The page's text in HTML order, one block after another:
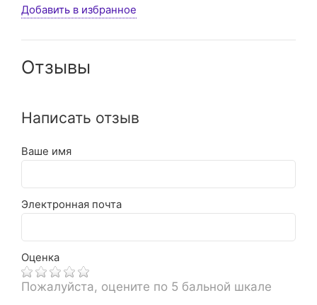
Добавить в избранное
Отзывы
Написать отзыв
Ваше имя
Электронная почта
Оценка
Пожалуйста, оцените по 5 бальной шкале